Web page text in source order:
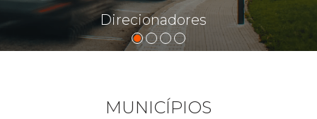
Direcionadores
MUNICÍPIOS